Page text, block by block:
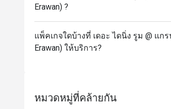
• บุฟเฟ่ต์อาหารค่ำ (ศุกร์-อาทิตย์:
o ผู้ใหญ่: 100% = 2766 บาท, 30% =
o เด็ก: 100% = 1383 บาท, 30% =
ท่านจะสามารถเริ่มรับประทานอาห
(เงื่อนไข: กรุณาจองล่วงหน้าอย่างน้
การจอง)
Erawan) ?
แพ็คเกจใดบ้างที่ เดอะ ไดนิ่ง รูม @ แก
Erawan) ให้บริการ?
หมวดหมู่ที่คล้ายกัน